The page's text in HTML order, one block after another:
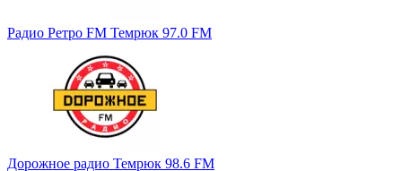
Радио Ретро FM Темрюк 97.0 FM
Дорожное радио Темрюк 98.6 FM